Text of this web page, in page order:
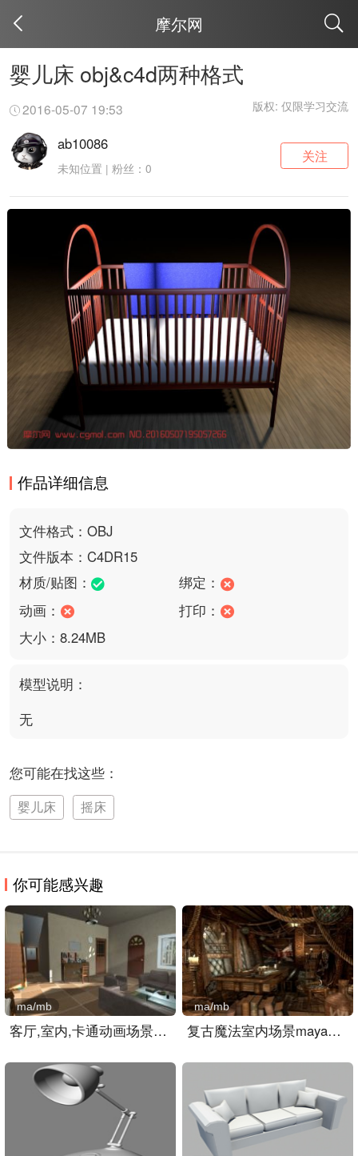
摩尔网
婴儿床 obj&c4d两种格式
2016-05-07 19:53 版权: 仅限学习交流
ab10086
未知位置 | 粉丝：0
关注
作品详细信息
文件格式：OBJ
文件版本：C4DR15
材质/贴图：
绑定：
动画：
打印：
大小：8.24MB
模型说明：
无
您可能在找这些：
婴儿床 摇床
你可能感兴趣
客厅,室内,卡通动画场景ma..
ma/mb
复古魔法室内场景maya模型..
ma/mb
取消